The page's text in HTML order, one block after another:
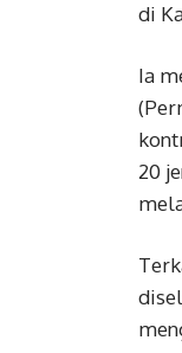
di
Ia
20